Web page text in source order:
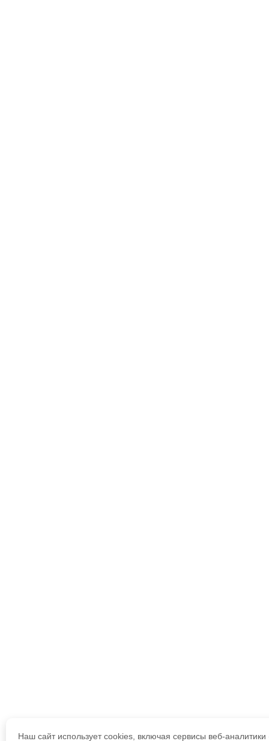
Наш сайт использует cookies, включая сервисы веб-